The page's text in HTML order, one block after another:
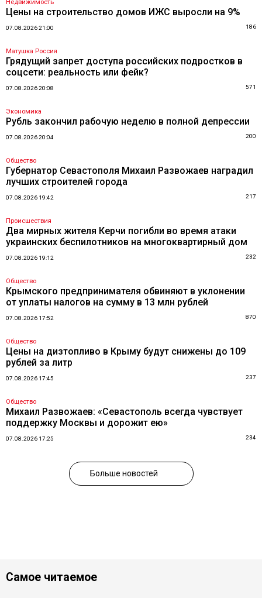
Недвижимость
Цены на строительство домов ИЖС выросли на 9%
07.08.2026 21:00 186
Матушка Россия
Грядущий запрет доступа российских подростков в
соцсети: реальность или фейк?
07.08.2026 20:08 571
Экономика
Рубль закончил рабочую неделю в полной депрессии
07.08.2026 20:04 200
Общество
Губернатор Севастополя Михаил Развожаев наградил
лучших строителей города
07.08.2026 19:42 217
Происшествия
Два мирных жителя Керчи погибли во время атаки
украинских беспилотников на многоквартирный дом
07.08.2026 19:12 232
Общество
Крымского предпринимателя обвиняют в уклонении
от уплаты налогов на сумму в 13 млн рублей
07.08.2026 17:52 870
Общество
Цены на дизтопливо в Крыму будут снижены до 109
рублей за литр
07.08.2026 17:45 237
Общество
Михаил Развожаев: «Севастополь всегда чувствует
поддержку Москвы и дорожит ею»
07.08.2026 17:25 234
Больше новостей
Самое читаемое